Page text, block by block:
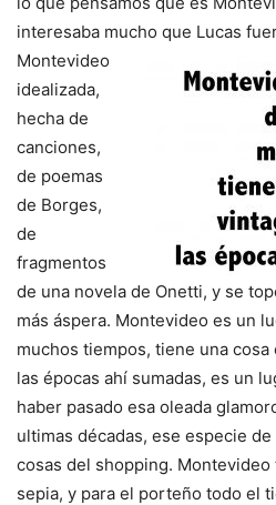
interesaba mucho que Lucas
Montevideo
idealizada,
hecha de
canciones,
de poemas
de Borges,
de
fragmentos
de una novela de Onetti, y se
más áspera. Montevideo es un
muchos tiempos, tiene una cosa
las épocas ahí sumadas, es un
haber pasado esa oleada
ultimas décadas, ese especie de
cosas del shopping.
sepia, y para el porteño todo el